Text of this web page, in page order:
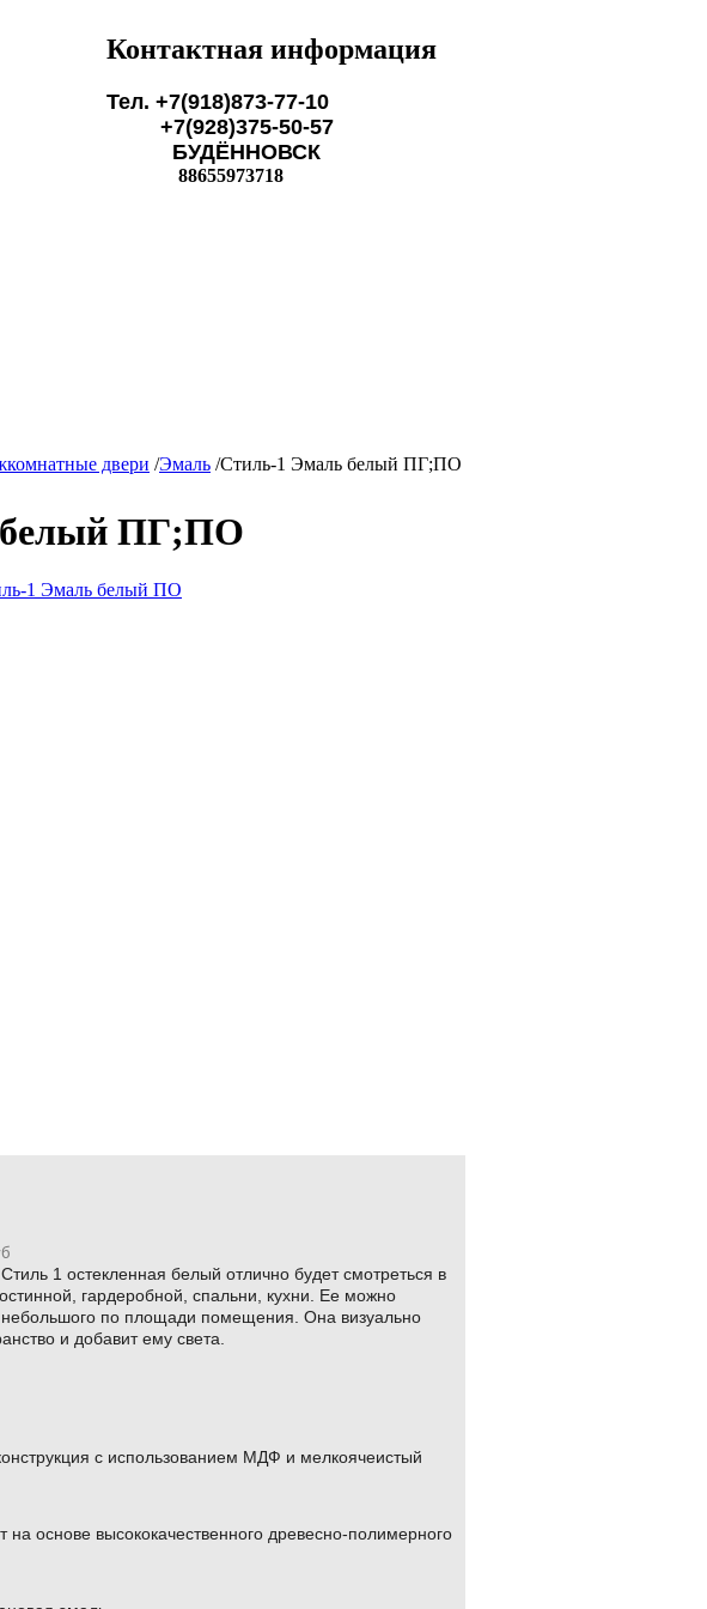
Контактная информация
Тел. +7(918)873-77-10
+7(928)375-50-57
БУДЁННОВСК
88655973718
двери /Эмаль /Стиль-1 Эмаль белый ПГ;ПО
белый ПГ;ПО
1 остекленная белый отлично будет смотреться в
гардеробной, спальни, кухни. Ее можно
небольшого по площади помещения. Она визуально
и добавит ему света.
с использованием МДФ и мелкоячеистый
основе высококачественного древесно-полимерного